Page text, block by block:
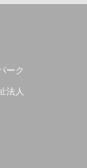
ーク
法人